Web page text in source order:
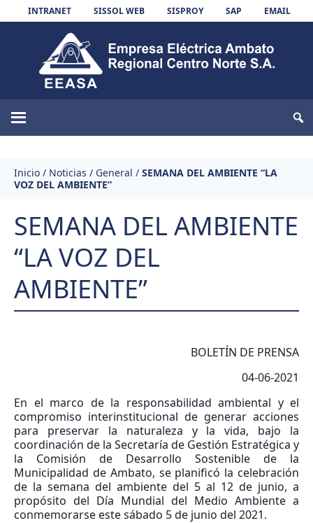
Skip to content
INTRANET SISSOL WEB SISPROY SAP EMAIL
EEASA
Inicio / Noticias / General / SEMANA DEL AMBIENTE “LA
VOZ DEL AMBIENTE”
SEMANA DEL AMBIENTE
“LA VOZ DEL
AMBIENTE”
BOLETÍN DE PRENSA
04-06-2021
En el marco de la responsabilidad ambiental y el
compromiso interinstitucional de generar acciones
para preservar la naturaleza y la vida, bajo la
coordinación de la Secretaría de Gestión Estratégica y
la Comisión de Desarrollo Sostenible de la
Municipalidad de Ambato, se planificó la celebración
de la semana del ambiente del 5 al 12 de junio, a
propósito del Día Mundial del Medio Ambiente a
conmemorarse este sábado 5 de junio del 2021.